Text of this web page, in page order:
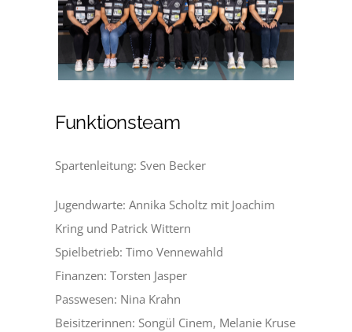
Funktionsteam
Spartenleitung: Sven Becker
Jugendwarte: Annika Scholtz mit Joachim
Kring und Patrick Wittern
Spielbetrieb: Timo Vennewahld
Finanzen: Torsten Jasper
Passwesen: Nina Krahn
Beisitzerinnen: Songül Cinem, Melanie Kruse